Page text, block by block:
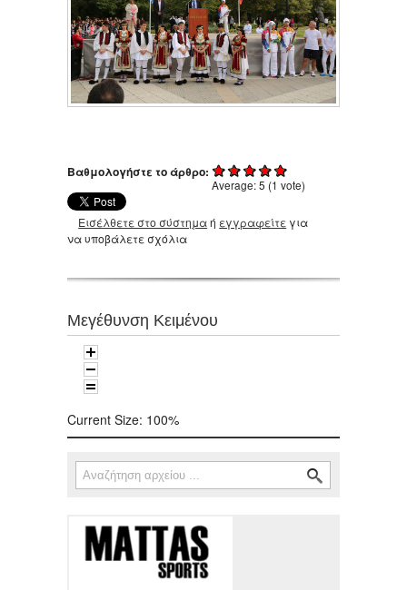
Βαθμολογήστε το άρθρο:
Average:5 (1 vote)
Εισέλθετε στο σύστημαή εγγραφείτε για
να υποβάλετε σχόλια
Μεγέθυνση Κειμένου
Current Size: 100%
Φόρμα αναζήτησης
Αναζήτηση